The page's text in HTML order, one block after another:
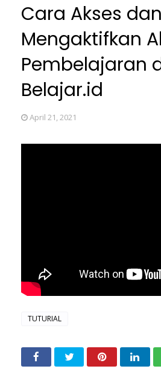
Cara Akses dan
Mengaktifkan
Pembelajaran
Belajar.id
April 21, 2021
TUTURIAL